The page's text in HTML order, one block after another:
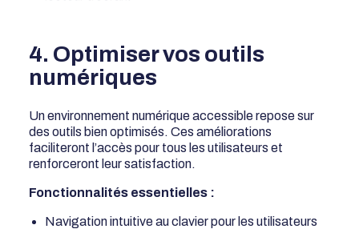
4. Optimiser vos outils
numériques
Un environnement numérique accessible repose sur
des outils bien optimisés. Ces améliorations
faciliteront l’accès pour tous les utilisateurs et
renforceront leur satisfaction.
Fonctionnalités essentielles :
Navigation intuitive au clavier pour les utilisateurs